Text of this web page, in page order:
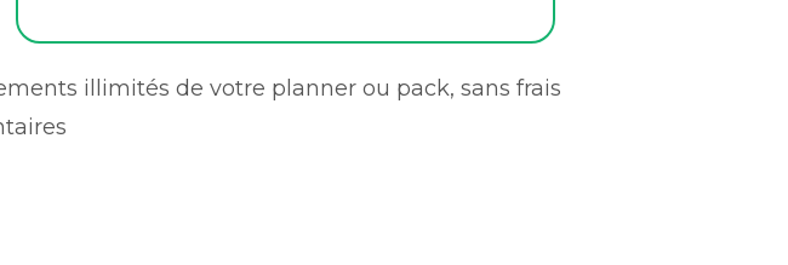
illimités de votre planner ou pack, sans frais